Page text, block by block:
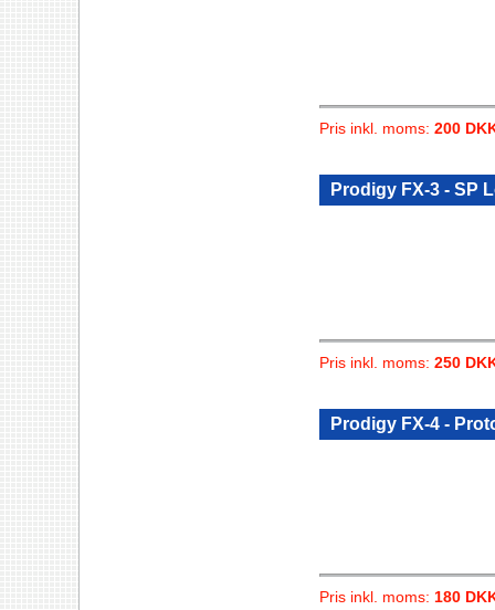
Pris inkl. moms: 200
Prodigy FX-3 - SP
Pris inkl. moms: 250
Prodigy FX-4 -
Pris inkl. moms: 180